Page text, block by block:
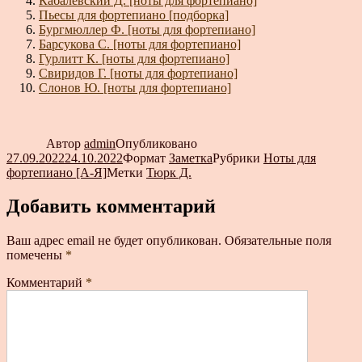
Пьесы для фортепиано [подборка]
Бургмюллер Ф. [ноты для фортепиано]
Барсукова С. [ноты для фортепиано]
Гурлитт К. [ноты для фортепиано]
Свиридов Г. [ноты для фортепиано]
Слонов Ю. [ноты для фортепиано]
Автор adminОпубликовано
27.09.202224.10.2022Формат ЗаметкаРубрики Ноты для
фортепиано [А-Я]Метки Тюрк Д.
Добавить комментарий
Ваш адрес email не будет опубликован. Обязательные поля
помечены *
Комментарий *